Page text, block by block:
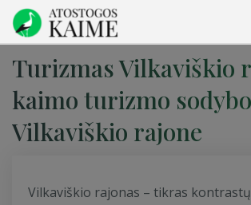
Turizmas Vilkaviškio
kaimo turizmo
Vilkaviškio rajone
Vilkaviškio rajonas – tikras